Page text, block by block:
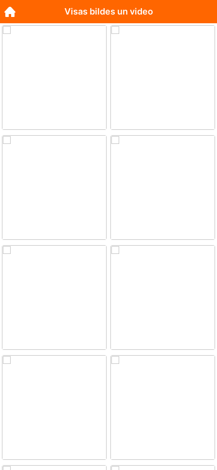
Visas bildes un video